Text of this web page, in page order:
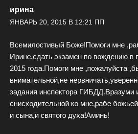
ирина
ЯНВАРЬ 20, 2015 В 12:21 ПП
Всемилостивый Боже!Помоги мне
Ирине,сдать экзамен по вождению в
2015 года.Помоги мне ,пожалуйста
внимательной,не
задания инспектора ГИБДД.Вразуми
снисходительной ко мне,рабе
и сына,и святого духа!Аминь!